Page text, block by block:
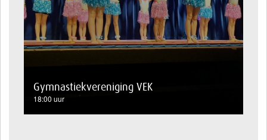
Gymnastiekvereniging VEK
18:00 uur